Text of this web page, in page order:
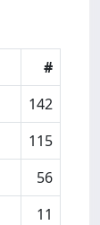
#
142
115
56
11